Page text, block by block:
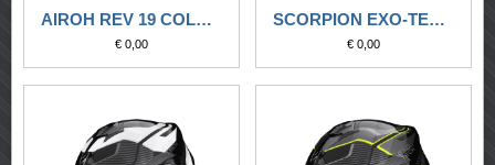
AIROH REV 19 COLOR WHITE GLOSS
€ 0,00
SCORPION EXO-TECH EVO ANIMO NERO OPACO-ROSSO
€ 0,00